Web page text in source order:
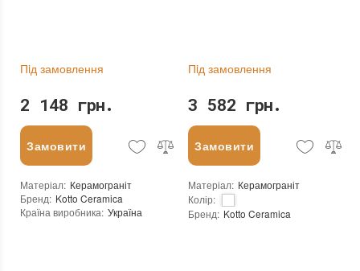
Пiд замовлення
2 148 грн.
Замовити
Матеріал: Керамограніт
Бренд: Kotto Ceramica
Країна виробника: Україна
Пiд замовлення
3 582 грн.
Замовити
Матеріал: Керамограніт
Колір:
Бренд: Kotto Ceramica